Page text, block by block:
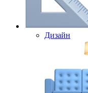
Дизайн